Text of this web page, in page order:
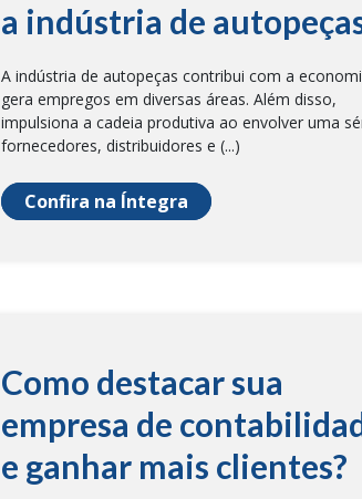
a indústria de
A indústria de autopeças contribui com a
gera empregos em diversas áreas. Além disso,
impulsiona a cadeia produtiva ao envolver uma
fornecedores, distribuidores e (...)
Confira na Íntegra
Como destacar sua
empresa de
e ganhar mais clientes?